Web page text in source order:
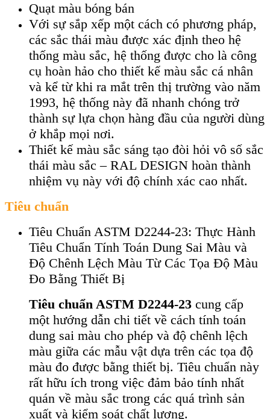
Quạt màu bóng bán
Với sự sắp xếp một cách có phương pháp,
các sắc thái màu được xác định theo hệ
thống màu sắc, hệ thống được cho là công
cụ hoàn hảo cho thiết kế màu sắc cá nhân
và kể từ khi ra mắt trên thị trường vào năm
1993, hệ thống này đã nhanh chóng trở
thành sự lựa chọn hàng đầu của người dùng
ở khắp mọi nơi.
Thiết kế màu sắc sáng tạo đòi hỏi vô số sắc
thái màu sắc – RAL DESIGN hoàn thành
nhiệm vụ này với độ chính xác cao nhất.
Tiêu chuẩn
Tiêu Chuẩn ASTM D2244-23: Thực Hành
Tiêu Chuẩn Tính Toán Dung Sai Màu và
Độ Chênh Lệch Màu Từ Các Tọa Độ Màu
Đo Bằng Thiết Bị
Tiêu chuẩn ASTM D2244-23 cung cấp
một hướng dẫn chi tiết về cách tính toán
dung sai màu cho phép và độ chênh lệch
màu giữa các mẫu vật dựa trên các tọa độ
màu đo được bằng thiết bị. Tiêu chuẩn này
rất hữu ích trong việc đảm bảo tính nhất
quán về màu sắc trong các quá trình sản
xuất và kiểm soát chất lượng.